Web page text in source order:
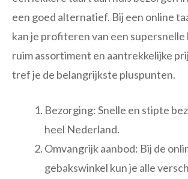
een goed alternatief. Bij een online
kan je profiteren van een supersnelle
ruim assortiment en aantrekkelijke
tref je de belangrijkste pluspunten.
Bezorging: Snelle en stipte
heel Nederland.
Omvangrijk aanbod: Bij de
gebakswinkel kun je alle